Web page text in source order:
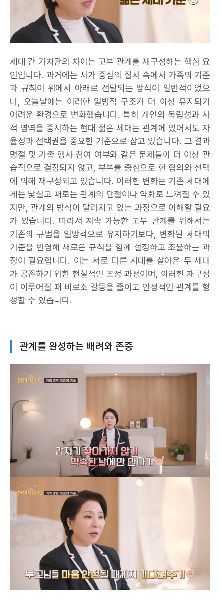
세대 간 가치관의 차이는 고부 관계를 재구성하는 핵심 요
인입니다. 과거에는 시가 중심의 질서 속에서 가족의 기준
과 규칙이 위에서 아래로 전달되는 방식이 일반적이었으
나, 오늘날에는 이러한 일방적 구조가 더 이상 유지되기
어려운 환경으로 변화했습니다. 특히 개인의 독립성과 사
적 영역을 중시하는 현대 젊은 세대는 관계에 있어서도 자
율성과 선택권을 중요한 기준으로 삼고 있습니다. 그 결과
명절 및 가족 행사 참여 여부와 같은 문제들이 더 이상 관
습적으로 결정되지 않고, 부부를 중심으로 한 협의와 선택
에 의해 재구성되고 있습니다. 이러한 변화는 기존 세대에
게는 낯설고 때로는 관계의 단절이나 약화로 느껴질 수 있
지만, 관계의 방식이 달라지고 있는 과정으로 이해할 필요
가 있습니다. 따라서 지속 가능한 고부 관계를 위해서는
기존의 규범을 일방적으로 유지하기보다, 변화된 세대의
기준을 반영해 새로운 규칙을 함께 설정하고 조율하는 과
정이 필요합니다. 이는 서로 다른 시대를 살아온 두 세대
가 공존하기 위한 현실적인 조정 과정이며, 이러한 재구성
이 이루어질 때 비로소 갈등을 줄이고 안정적인 관계를 형
성할 수 있습니다.
관계를 완성하는 배려와 존중